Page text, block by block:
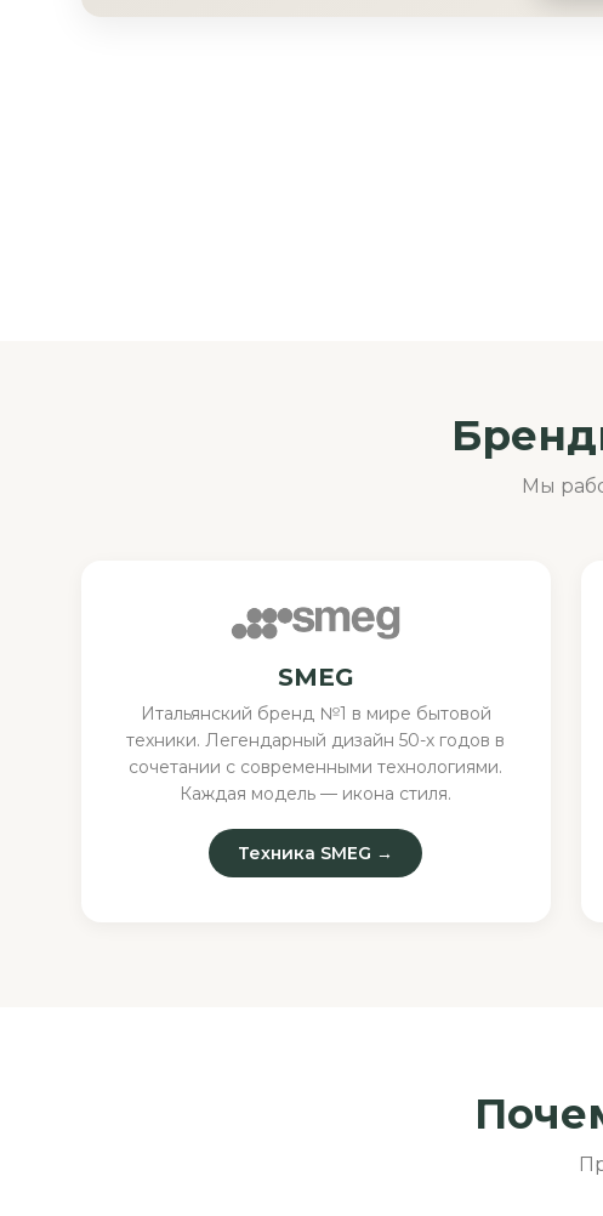
Мы
SMEG
Итальянский бренд №1 в мире бытовой
техники. Легендарный дизайн 50-х годов в
сочетании с современными технологиями.
Каждая модель — икона стиля.
Техника SMEG →